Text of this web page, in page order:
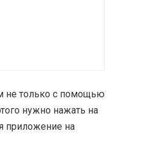
не только с помощью
нужно нажать на
приложение на